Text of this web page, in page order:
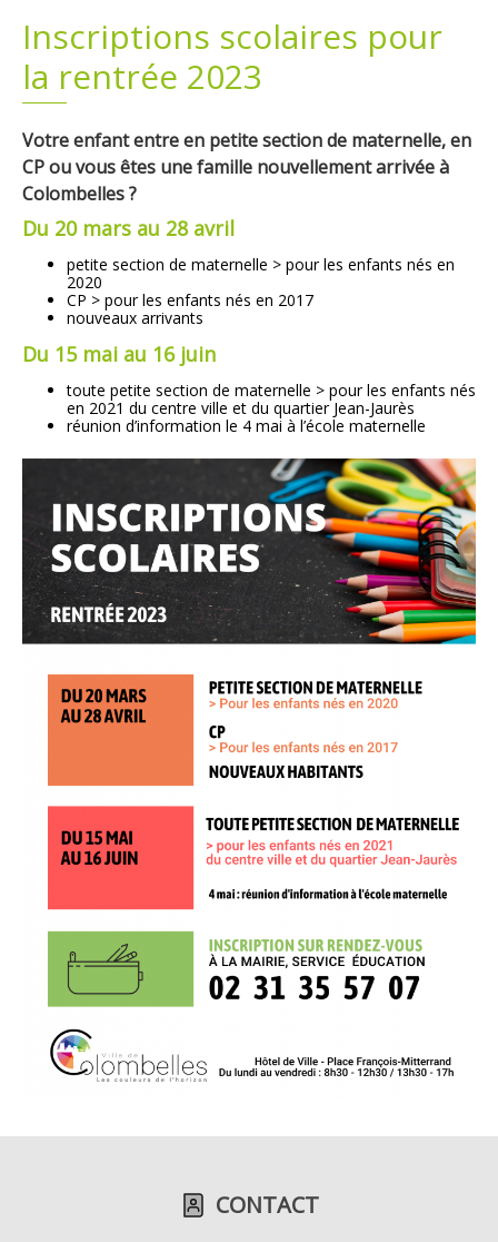
Inscriptions scolaires pour
la rentrée 2023
Votre enfant entre en petite section de maternelle, en
CP ou vous êtes une famille nouvellement arrivée à
Colombelles ?
Du 20 mars au 28 avril
petite section de maternelle > pour les enfants nés en
2020
CP > pour les enfants nés en 2017
nouveaux arrivants
Du 15 mai au 16 juin
toute petite section de maternelle > pour les enfants nés
en 2021 du centre ville et du quartier Jean-Jaurès
réunion d’information le 4 mai à l’école maternelle
CONTACT
Plans
Demandes légales
Emploi
Grands projets